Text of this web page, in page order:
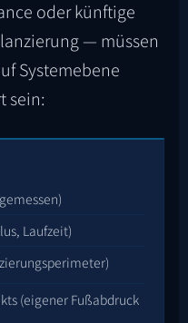
oder künftige
— müssen
Systemebene
sein:
Laufzeit)
(eigener Fußabdruck